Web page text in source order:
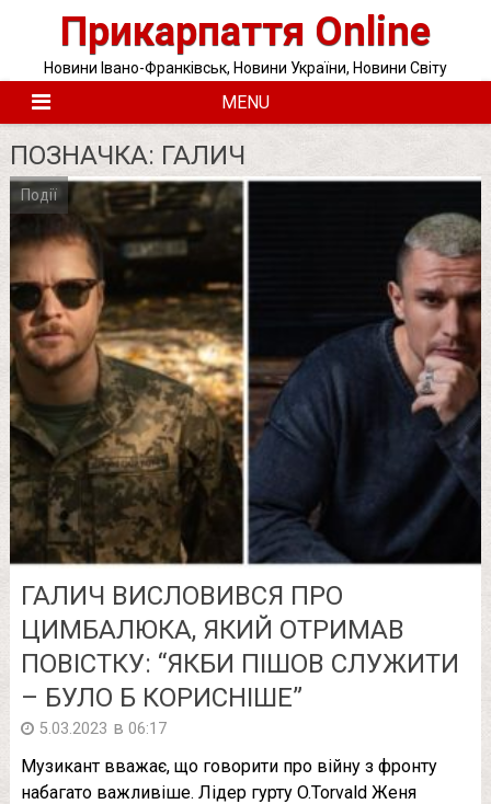
Прикарпаття Online
Новини Івано-Франківськ, Новини України, Новини Світу
MENU
ПОЗНАЧКА: ГАЛИЧ
Події
ГАЛИЧ ВИСЛОВИВСЯ ПРО
ЦИМБАЛЮКА, ЯКИЙ ОТРИМАВ
ПОВІСТКУ: “ЯКБИ ПІШОВ СЛУЖИТИ
– БУЛО Б КОРИСНІШЕ”
5.03.2023 в 06:17
Музикант вважає, що говорити про війну з фронту
набагато важливіше. Лідер гурту O.Torvald Женя
Posts
pagination